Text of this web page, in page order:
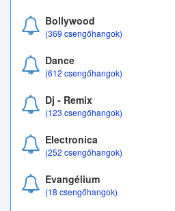
Bollywood
(369 csengőhangok)
Dance
(612 csengőhangok)
Dj - Remix
(123 csengőhangok)
Electronica
(252 csengőhangok)
Evangélium
(18 csengőhangok)